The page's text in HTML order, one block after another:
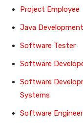
Project Employee
Java
Software Tester
Software
Software
Systems
Software